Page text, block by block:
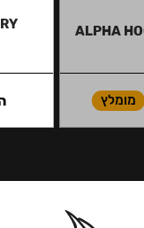
ALPHA
מומלץ